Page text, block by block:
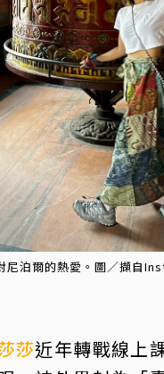
尼泊爾的熱愛。圖／擷自
莎近年轉戰線上